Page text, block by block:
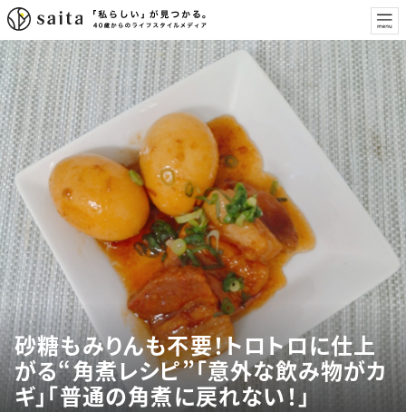
砂糖もみりんも不要！トロトロに仕上
がる“角煮レシピ”「意外な飲み物がカ
ギ」「普通の角煮に戻れない！」